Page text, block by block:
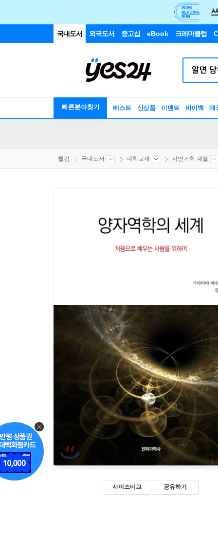
국내도서 외국도서 중고샵 eBook 크레마클럽
빠른분야찾기 베스트 신상품 이벤트 바이백 매
웰컴 국내도서 대학교재 자연과학 계열
사이즈비교 공유하기